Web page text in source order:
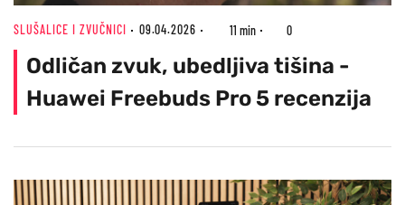
SLUŠALICE I ZVUČNICI 09.04.2026 11 min 0
Odličan zvuk, ubedljiva tišina -
Huawei Freebuds Pro 5 recenzija